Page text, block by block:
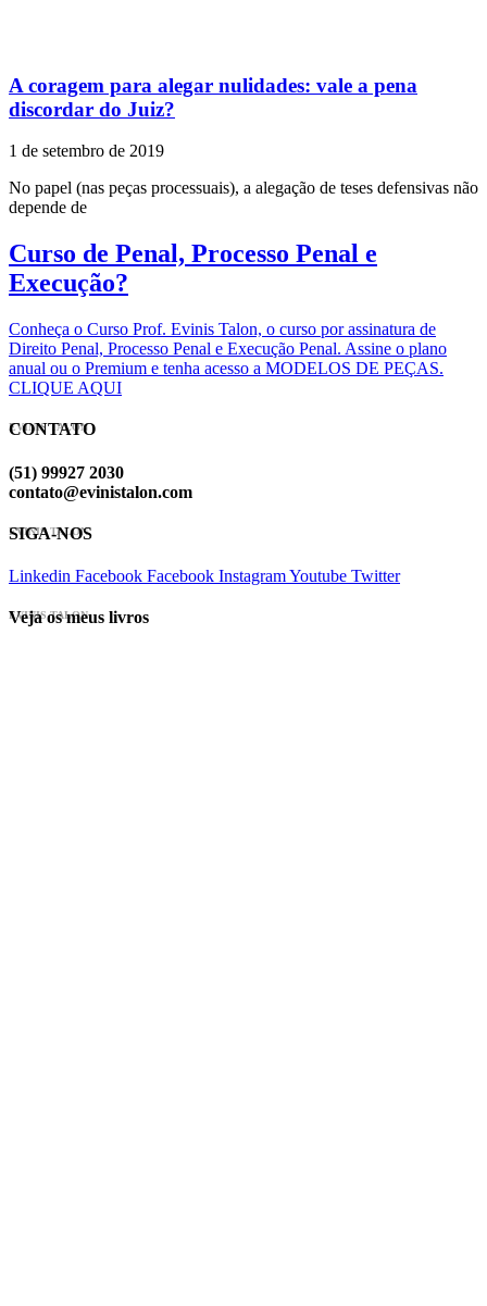
A coragem para alegar nulidades: vale a pena
discordar do Juiz?
1 de setembro de 2019
No papel (nas peças processuais), a alegação de teses defensivas não
depende de
Curso de Penal, Processo Penal e
Execução?
Conheça o Curso Prof. Evinis Talon, o curso por assinatura de
Direito Penal, Processo Penal e Execução Penal. Assine o plano
anual ou o Premium e tenha acesso a MODELOS DE PEÇAS.
CLIQUE AQUI
EVINIS TALON
CONTATO
(51) 99927 2030
contato@evinistalon.com
EVINIS TALON
SIGA-NOS
Linkedin Facebook Facebook InstagramYoutube Twitter
EVINIS TALON
Veja os meus livros